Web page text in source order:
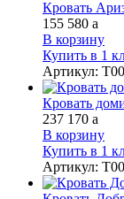
Кровать
155 580 a
В корзину
Купить в 1
Артикул:
Кровать
237 170 a
В корзину
Купить в 1
Артикул: